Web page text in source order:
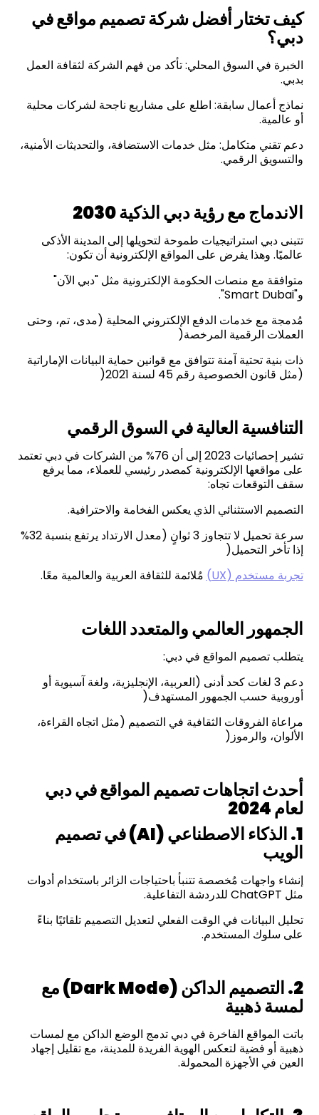
كيف تختار أفضل شركة تصميم مواقع في
دبي؟
الخبرة في السوق المحلي: تأكد من فهم الشركة لثقافة العمل
بدبي.
نماذج أعمال سابقة: اطلع على مشاريع ناجحة لشركات محلية
أو عالمية.
دعم تقني متكامل: مثل خدمات الاستضافة، والتحديثات الأمنية،
والتسويق الرقمي.
الاندماج مع رؤية دبي الذكية 2030
تتبنى دبي استراتيجيات طموحة لتحويلها إلى المدينة الأذكى
عالميًا. وهذا يفرض على المواقع الإلكترونية أن تكون:
متوافقة مع منصات الحكومة الإلكترونية مثل "دبي الآن"
و"Smart Dubai".
مُدمجة مع خدمات الدفع الإلكتروني المحلية (مدى، تم، وحتى
العملات الرقمية المرخصة(
ذات بنية تحتية آمنة تتوافق مع قوانين حماية البيانات الإماراتية
(مثل قانون الخصوصية رقم 45 لسنة 2021(
التنافسية العالية في السوق الرقمي
تشير إحصائيات 2023 إلى أن 76% من الشركات في دبي تعتمد
على مواقعها الإلكترونية كمصدر رئيسي للعملاء، مما يرفع
سقف التوقعات تجاه:
التصميم الاستثنائي الذي يعكس الفخامة والاحترافية.
سرعة تحميل لا تتجاوز 3 ثوانٍ (معدل الارتداد يرتفع بنسبة 32%
إذا تأخر التحميل(
تجربة مستخدم (UX)
مُلائمة للثقافة العربية والعالمية معًا.
الجمهور العالمي والمتعدد اللغات
يتطلب تصميم المواقع في دبي:
دعم 3 لغات كحد أدنى (العربية، الإنجليزية، ولغة آسيوية أو
أوروبية حسب الجمهور المستهدف(
مراعاة الفروقات الثقافية في التصميم (مثل اتجاه القراءة،
الألوان، والرموز(
أحدث اتجاهات تصميم المواقع في دبي
لعام 2024
1. الذكاء الاصطناعي(AI) في تصميم
الويب
إنشاء واجهات مُخصصة تتنبأ باحتياجات الزائر باستخدام أدوات
مثل ChatGPT للدردشة التفاعلية.
تحليل البيانات في الوقت الفعلي لتعديل التصميم تلقائيًا بناءً
على سلوك المستخدم.
2. التصميم الداكن(Dark Mode) مع
لمسة ذهبية
باتت المواقع الفاخرة في دبي تدمج الوضع الداكن مع لمسات
ذهبية أو فضية لتعكس الهوية الفريدة للمدينة، مع تقليل إجهاد
العين في الأجهزة المحمولة.